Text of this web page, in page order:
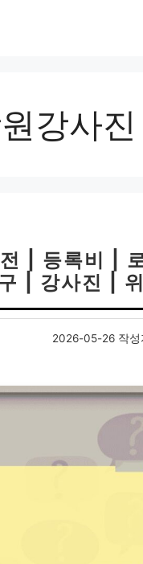
강사진
| 등록비 |
| 강사진 |
2026-05-26 작성